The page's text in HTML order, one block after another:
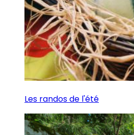
Les randos de l'été